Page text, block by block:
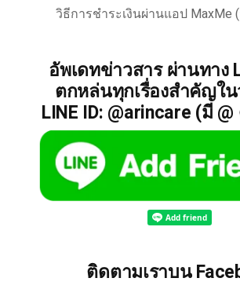
วิธีการชำระเงินผ่านแอป MaxMe
อัพเดทข่าวสาร ผ่านทาง
ตกหล่นทุกเรื่องสำคัญใน
LINE ID: @arincare (มี
ติดตามเราบน